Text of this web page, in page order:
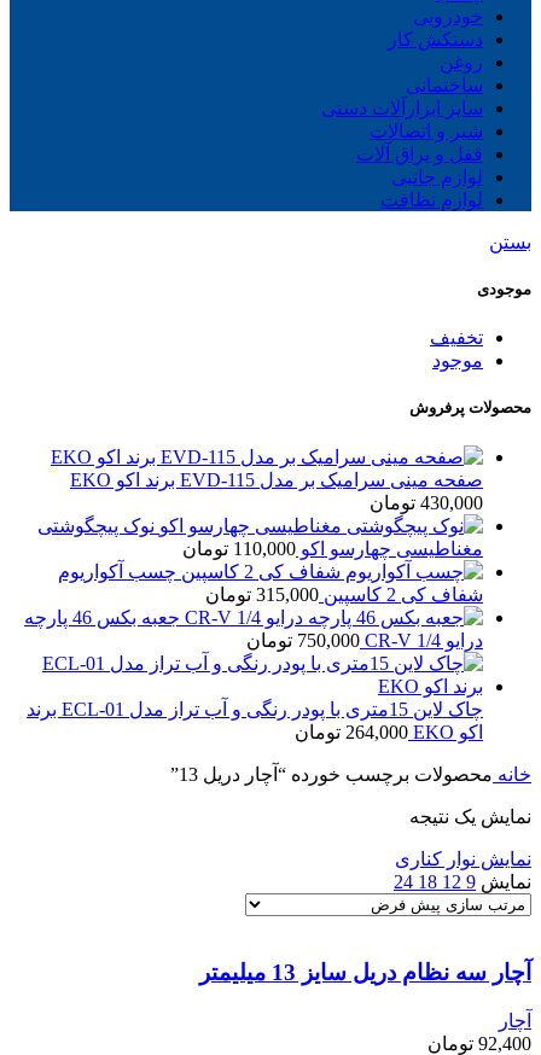
خودرویی
دستکش کار
روغن
ساختمانی
سایز ابزارآلات دستی
شیر و اتصالات
قفل و یراق آلات
لوازم جانبی
لوازم نظافت
بستن
موجودی
تخفیف
موجود
محصولات پرفروش
صفحه مینی سرامیک بر مدل EVD-115 برند اکو EKO
430,000 تومان
نوک پیچگوشتی
مغناطیسی چهارسو اکو 110,000 تومان
چسب آکواریوم
شفاف کی 2 کاسپین
315,000 تومان
جعبه بکس 46 پارچه
درایو 1/4 CR-V
750,000 تومان
چاک لاین 15متری با پودر رنگی و آب تراز مدل ECL-01 برند
اکو EKO
264,000 تومان
خانه محصولات برچسب خورده “آچار دریل 13”
نمایش یک نتیجه
نمایش نوار کناری
نمایش 9
12
18
24
آچار سه نظام دریل سایز 13 میلیمتر
آچار
92,400 تومان